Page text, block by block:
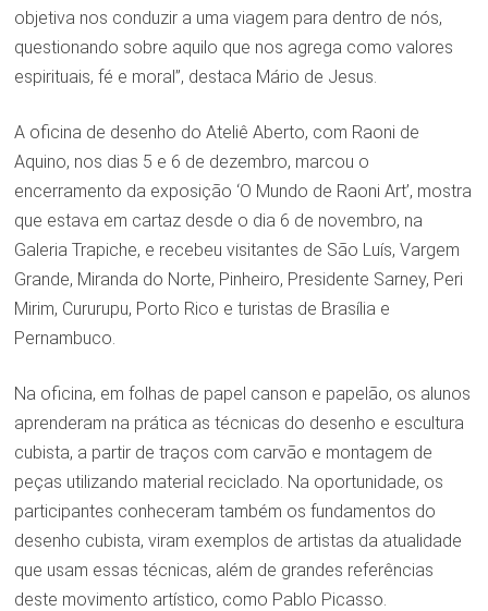
objetiva nos conduzir a uma viagem para dentro de nós,
questionando sobre aquilo que nos agrega como valores
espirituais, fé e moral”, destaca Mário de Jesus.
A oficina de desenho do Ateliê Aberto, com Raoni de
Aquino, nos dias 5 e 6 de dezembro, marcou o
encerramento da exposição ‘O Mundo de Raoni Art’, mostra
que estava em cartaz desde o dia 6 de novembro, na
Galeria Trapiche, e recebeu visitantes de São Luís, Vargem
Grande, Miranda do Norte, Pinheiro, Presidente Sarney, Peri
Mirim, Cururupu, Porto Rico e turistas de Brasília e
Pernambuco.
Na oficina, em folhas de papel canson e papelão, os alunos
aprenderam na prática as técnicas do desenho e escultura
cubista, a partir de traços com carvão e montagem de
peças utilizando material reciclado. Na oportunidade, os
participantes conheceram também os fundamentos do
desenho cubista, viram exemplos de artistas da atualidade
que usam essas técnicas, além de grandes referências
deste movimento artístico, como Pablo Picasso.